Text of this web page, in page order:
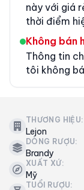
này với giá
thời điểm
Không bán
Thông tin
tôi không
THƯƠNG HIỆU:
Lejon
DÒNG RƯỢU:
Brandy
XUẤT XỨ:
Mỹ
TUỔI RƯỢU: